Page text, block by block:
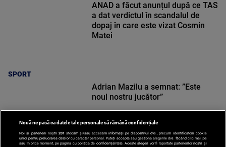
SPORT
ANAD a făcut anunțul după ce TAS
a dat verdictul în scandalul de
dopaj în care este vizat Cosmin
Matei
Adrian Mazilu a semnat: ”Este
noul nostru jucător”
Nouă ne pasă ca datele tale personale să rămână confidențiale
Noi și partenerii noștri 201 stocăm și/sau accesăm informații pe dispozitivul dvs., precum identificatorii cookie
unici pentru prelucrarea datelor cu caracter personal. Puteți accepta sau gestiona alegerile dvs. făcând clic mai jos
sau în orice moment, pe pagina cu politica de confidențialitate. Aceste alegeri vor fi raportate partenerilor noștri și